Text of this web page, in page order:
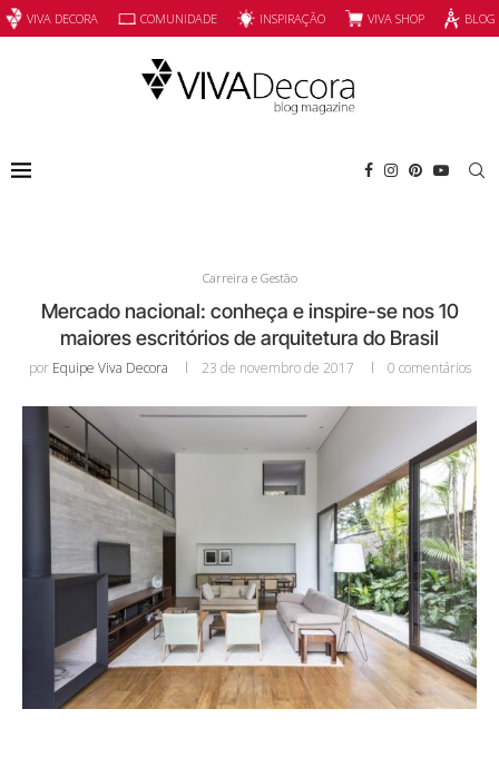
VIVA DECORA COMUNIDADE INSPIRAÇÃO VIVA SHOP
Carreira e Gestão
Mercado nacional: conheça e inspire-se nos 10
maiores escritórios de arquitetura do Brasil
por Equipe Viva Decora 23 de novembro de 2017 0 comentários